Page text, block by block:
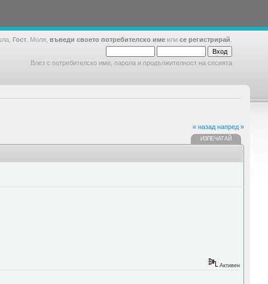
Гост . Моля, въведи своето потребителско име или се регистрирай
Влез с потребителско име, парола и продължителност на сесията
« назад напред »
ИЗПЕЧАТАЙ
Активен